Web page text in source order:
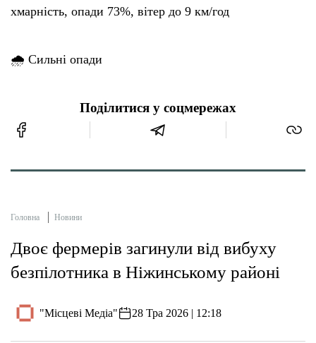
хмарність, опади 73%, вітер до 9 км/год
🌧 Сильні опади
Поділитися у соцмережах
Головна Новини
Двоє фермерів загинули від вибуху
безпілотника в Ніжинському районі
"Місцеві Медіа" 28 Тра 2026 | 12:18